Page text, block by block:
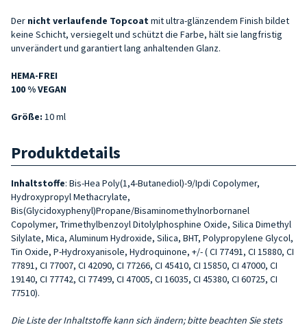
Der nicht verlaufende Topcoat mit ultra-glänzendem Finish bildet
keine Schicht, versiegelt und schützt die Farbe, hält sie langfristig
unverändert und garantiert lang anhaltenden Glanz.
HEMA-FREI
100 % VEGAN
Größe: 10 ml
Produktdetails
Inhaltstoffe: Bis-Hea Poly(1,4-Butanediol)-9/Ipdi Copolymer,
Hydroxypropyl Methacrylate,
Bis(Glycidoxyphenyl)Propane/Bisaminomethylnorbornanel
Copolymer, Trimethylbenzoyl Ditolylphosphine Oxide, Silica Dimethyl
Silylate, Mica, Aluminum Hydroxide, Silica, BHT, Polypropylene Glycol,
Tin Oxide, P-Hydroxyanisole, Hydroquinone, +/- ( CI 77491, CI 15880, CI
77891, CI 77007, CI 42090, CI 77266, CI 45410, CI 15850, CI 47000, CI
19140, CI 77742, CI 77499, CI 47005, CI 16035, CI 45380, CI 60725, CI
77510).
Die Liste der Inhaltstoffe kann sich ändern; bitte beachten Sie stets